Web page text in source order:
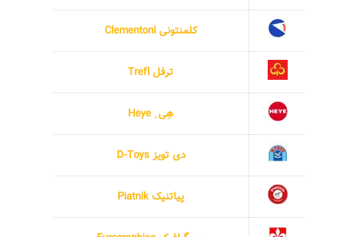
کلمنتونی Clementoni
ترفل Trefl
هِی ِ Heye
دی تویز D-Toys
پیاتنیک Piatnik